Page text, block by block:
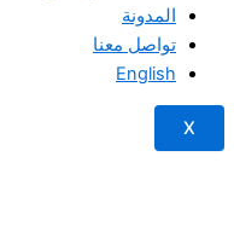
المدونة
تواصل معنا
English
X